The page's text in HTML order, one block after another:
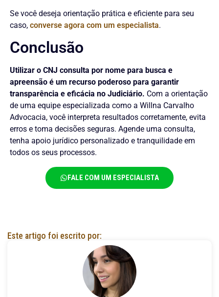
Se você deseja orientação prática e eficiente para seu
caso, converse agora com um especialista.
Conclusão
Utilizar o CNJ consulta por nome para busca e
apreensão é um recurso poderoso para garantir
transparência e eficácia no Judiciário. Com a orientação
de uma equipe especializada como a Willna Carvalho
Advocacia, você interpreta resultados corretamente, evita
erros e toma decisões seguras. Agende uma consulta,
tenha apoio jurídico personalizado e tranquilidade em
todos os seus processos.
FALE COM UM ESPECIALISTA
Este artigo foi escrito por: